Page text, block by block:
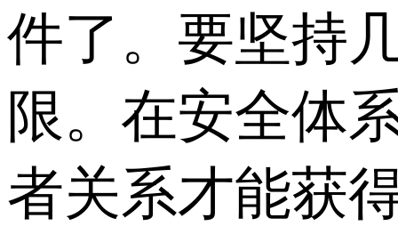
件了。要坚持
限。在安全体
者关系才能获